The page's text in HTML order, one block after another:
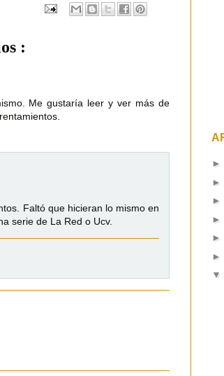
:
Me gustaría leer y ver más de
Faltó que hicieran lo mismo en
serie de La Red o Ucv.
►
►
►
►
►
►
▼